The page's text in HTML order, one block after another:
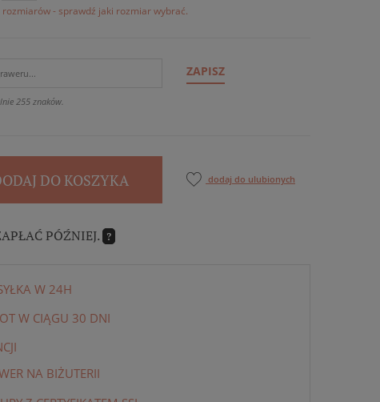
rozmiarów - sprawdź jaki rozmiar wybrać.
ZAPISZ
255 znaków.
DO KOSZYKA dodaj do ulubionych
PÓŹNIEJ. ?
W 24H
W CIĄGU 30 DNI
NA BIŻUTERII